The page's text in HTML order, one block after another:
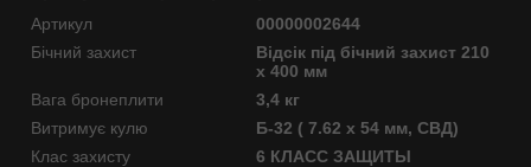
Артикул
00000002644
Бічний захист
Відсік під бічний захист 210
х 400 мм
Вага бронеплити
3,4 кг
Витримує кулю
Б-32 ( 7.62 x 54 мм, СВД)
Клас захисту
6 КЛАСС ЗАЩИТЫ